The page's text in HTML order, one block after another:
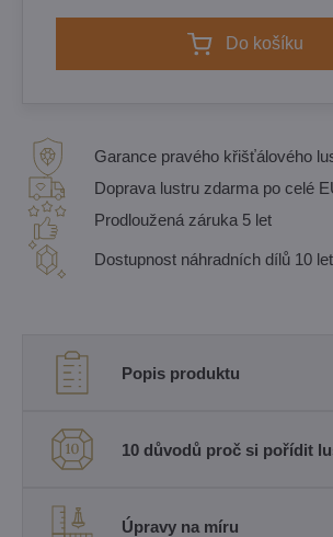
Do košíku
Garance pravého křišťálového
Doprava lustru zdarma po celé
Prodloužená záruka 5 let
Dostupnost náhradních dílů 10 let
Popis produktu
10 důvodů proč si pořídit
Úpravy na míru